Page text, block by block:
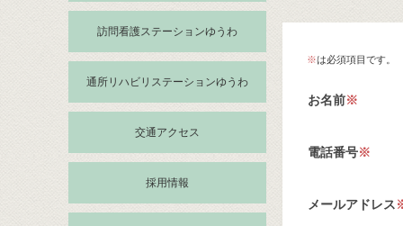
※は必須項目です。
お名前※
電話番号※
メールアドレス
訪問看護ステーションゆうわ
通所リハビリステーションゆうわ
交通アクセス
採用情報